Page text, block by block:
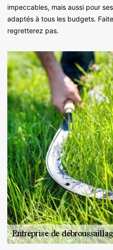
impeccables, mais aussi pour
adaptés à tous les budgets.
regretterez pas.